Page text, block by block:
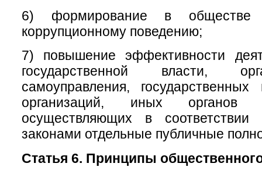
6) формирование в обществе
коррупционному поведению;
7) повышение эффективности
государственной власти,
самоуправления,
организаций, иных органов
осуществляющих в
законами отдельные публичные
Статья 6. Принципы